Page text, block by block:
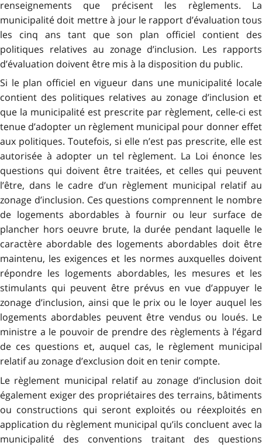
renseignements que précisent les règlements. La
municipalité doit mettre à jour le rapport d’évaluation tous
les cinq ans tant que son plan officiel contient des
politiques relatives au zonage d’inclusion. Les rapports
d’évaluation doivent être mis à la disposition du public.
Si le plan officiel en vigueur dans une municipalité locale
contient des politiques relatives au zonage d’inclusion et
que la municipalité est prescrite par règlement, celle-ci est
tenue d’adopter un règlement municipal pour donner effet
aux politiques. Toutefois, si elle n’est pas prescrite, elle est
autorisée à adopter un tel règlement. La Loi énonce les
questions qui doivent être traitées, et celles qui peuvent
l’être, dans le cadre d’un règlement municipal relatif au
zonage d’inclusion. Ces questions comprennent le nombre
de logements abordables à fournir ou leur surface de
plancher hors oeuvre brute, la durée pendant laquelle le
caractère abordable des logements abordables doit être
maintenu, les exigences et les normes auxquelles doivent
répondre les logements abordables, les mesures et les
stimulants qui peuvent être prévus en vue d’appuyer le
zonage d’inclusion, ainsi que le prix ou le loyer auquel les
logements abordables peuvent être vendus ou loués. Le
ministre a le pouvoir de prendre des règlements à l’égard
de ces questions et, auquel cas, le règlement municipal
relatif au zonage d’exclusion doit en tenir compte.
Le règlement municipal relatif au zonage d’inclusion doit
également exiger des propriétaires des terrains, bâtiments
ou constructions qui seront exploités ou réexploités en
application du règlement municipal qu’ils concluent avec la
municipalité des conventions traitant des questions